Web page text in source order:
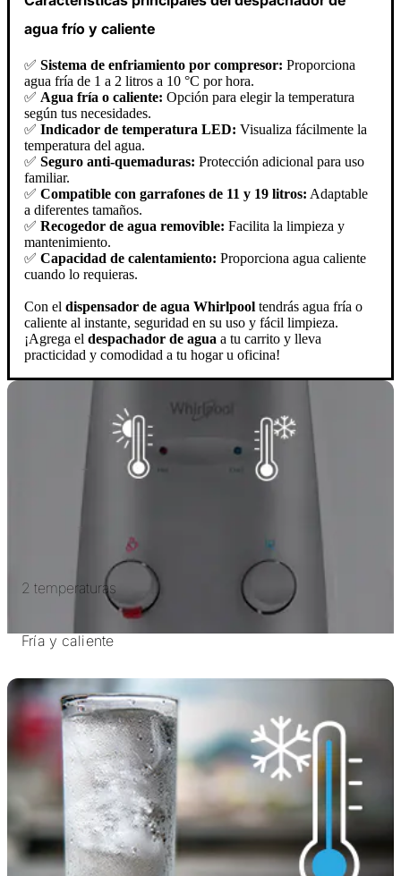
agua frío y caliente
✅ Sistema de enfriamiento por compresor: Proporciona
agua fría de 1 a 2 litros a 10 °C por hora.
✅ Agua fría o caliente: Opción para elegir la temperatura
según tus necesidades.
✅ Indicador de temperatura LED: Visualiza fácilmente la
temperatura del agua.
✅ Seguro anti-quemaduras: Protección adicional para uso
familiar.
✅ Compatible con garrafones de 11 y 19 litros: Adaptable
a diferentes tamaños.
✅ Recogedor de agua removible: Facilita la limpieza y
mantenimiento.
✅ Capacidad de calentamiento: Proporciona agua caliente
cuando lo requieras.
Con el dispensador de agua Whirlpool tendrás agua fría o
caliente al instante, seguridad en su uso y fácil limpieza.
¡Agrega el despachador de agua a tu carrito y lleva
practicidad y comodidad a tu hogar u oficina!
2 temperaturas
Fría y caliente